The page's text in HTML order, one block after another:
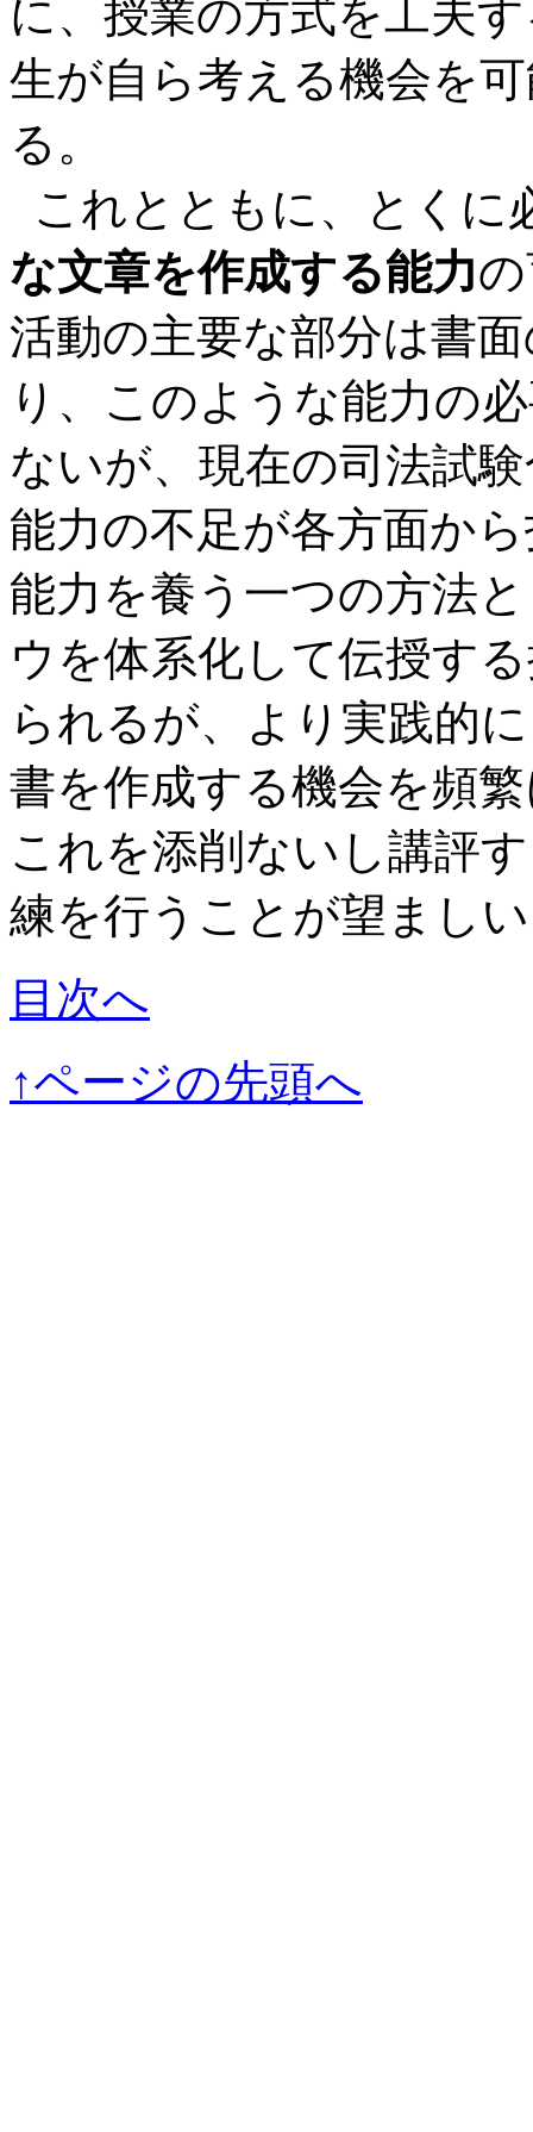
に、授業の方式を工夫
生が自ら考える機会を
る。
これとともに、とくに
な文章を作成する能力
活動の主要な部分は書
り、このような能力の
ないが、現在の司法試
能力の不足が各方面か
能力を養う一つの方法
ウを体系化して伝授す
られるが、より実践的
書を作成する機会を頻
これを添削ないし講評
練を行うことが望まし
目次へ
↑ページの先頭へ